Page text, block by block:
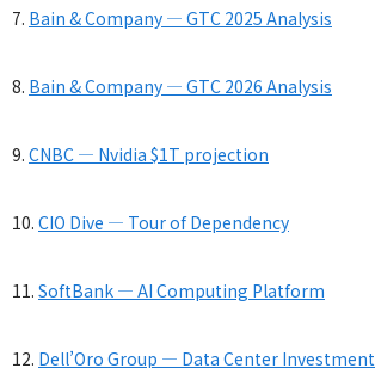
7. Bain & Company — GTC 2025 Analysis
8. Bain & Company — GTC 2026 Analysis
9. CNBC — Nvidia $1T projection
10. CIO Dive — Tour of Dependency
11. SoftBank — AI Computing Platform
12. Dell’Oro Group — Data Center Investment